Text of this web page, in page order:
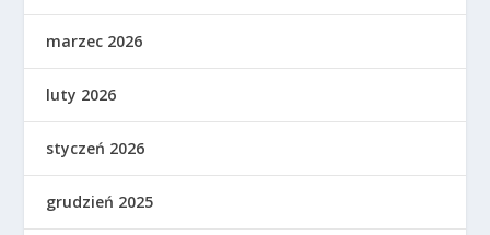
marzec 2026
luty 2026
styczeń 2026
grudzień 2025